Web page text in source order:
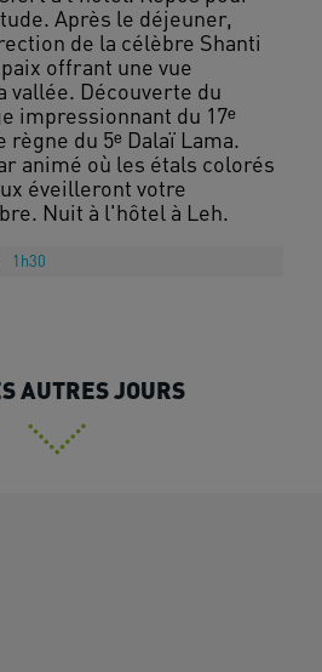
Après le déjeuner,
de la célèbre Shanti
offrant une vue
vallée. Découverte du
impressionnant du 17ᵉ
du 5ᵉ Dalaï Lama.
animé où les étals colorés
éveilleront votre
1h30
AUTRES JOURS